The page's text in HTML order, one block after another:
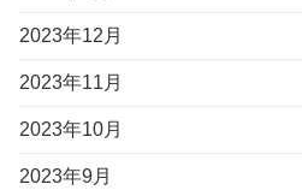
2023年12月
2023年11月
2023年10月
2023年9月